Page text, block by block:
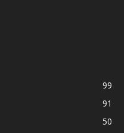
99
91
50